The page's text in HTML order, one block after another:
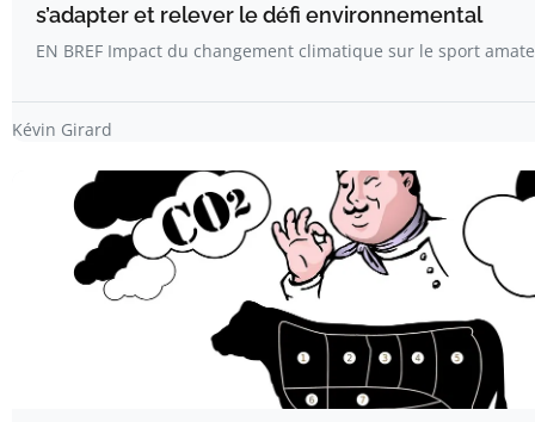
s’adapter et relever le défi environnemental
EN BREF Impact du changement climatique sur le sport
Kévin Girard